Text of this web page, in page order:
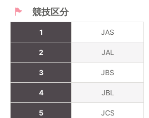
競技区分
1
2
3
4
5
JAS
JAL
JBS
JBL
JCS